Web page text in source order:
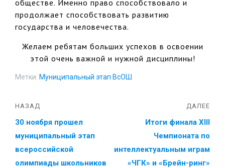
обществе. Именно право способствовало и
продолжает способствовать развитию
государства и человечества.
Желаем ребятам больших успехов в освоении
этой очень важной и нужной дисциплины!
Метки: Муниципальный этап ВсОШ
НАЗАД
30 ноября прошел
муниципальный этап
всероссийской
олимпиады школьников
ДАЛЕЕ
Итоги финала ХIII
Чемпионата по
интеллектуальным играм
«ЧГК» и «Брейн-ринг»